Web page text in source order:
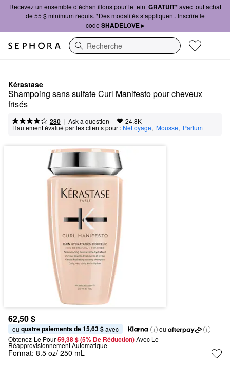
Recevez un ensemble d’échantillons pour le teintGRATUIT*avec tout achat
de 55 $ minimum requis. *Des modalités s’appliquent. Inscrire le
code SHADELOVE ▸
Recherche
Kérastase
Shampoing sans sulfate Curl Manifesto pour cheveux
frisés
280 | Ask a question | 24.8K
Hautement évalué par les clients pour : Nettoyage, Mousse, Parfum
62,50 $
ou quatre paiements de 15,63 $ avec
ou
Obtenez-Le Pour59,38 $ (5% De Réduction) Avec Le
Réapprovisionnement Automatique
Format: 8.5 oz/ 250 mL